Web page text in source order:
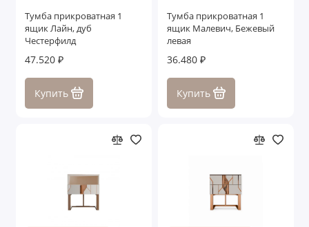
Тумба прикроватная 1
ящик Лайн, дуб
Честерфилд
47.520 ₽
Купить
Тумба прикроватная 1
ящик Малевич, Бежевый
левая
36.480 ₽
Купить